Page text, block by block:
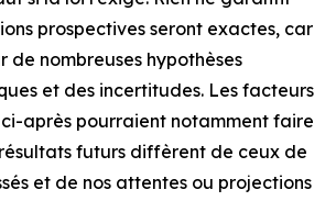
prospectives seront exactes, car
de nombreuses hypothèses
et des incertitudes. Les facteurs
après pourraient notamment faire
futurs diffèrent de ceux de
et de nos attentes ou projections